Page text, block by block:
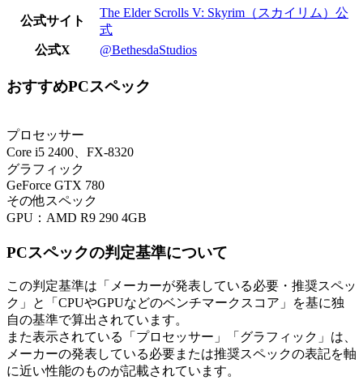
公式サイト
The Elder Scrolls V: Skyrim（スカイリム）公
式
公式X
@BethesdaStudios
おすすめPCスペック
プロセッサー
Core i5 2400、FX-8320
グラフィック
GeForce GTX 780
その他スペック
GPU：AMD R9 290 4GB
PCスペックの判定基準について
この判定基準は「メーカーが発表している必要・推奨スペッ
ク」と「CPUやGPUなどのベンチマークスコア」を基に独
自の基準で算出されています。
また表示されている「プロセッサー」「グラフィック」は、
メーカーの発表している必要または推奨スペックの表記を軸
に近い性能のものが記載されています。